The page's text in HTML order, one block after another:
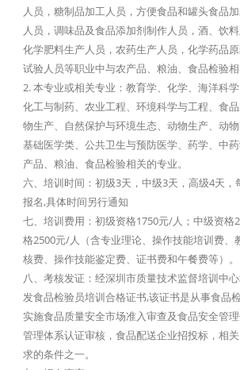
人员，糖制品加工人员，方便食品和罐头食品
人员，调味品及食品添加剂制作人员，酒、饮
化学肥料生产人员，农药生产人员，化学药品
试验人员等职业中与农产品、粮油、食品检验相
2. 本专业或相关专业：教育学、化学、海洋科学
化工与制药、农业工程、环境科学与工程、食
物生产、自然保护与环境生态、动物生产、动物
基础医学类、公共卫生与预防医学、药学、中
产品、粮油、食品检验相关的专业。
六、培训时间：初级3天，中级3天，高级4天，
报名,具体时间另行通知
七、培训费用：初级资格1750元/人；中级资格
格2500元/人（含专业理论、操作技能培训费、
核费、操作技能鉴定费、证书费和午餐费等）。
八、考核发证：经深圳市质量技术监督培训中
发食品检验员培训合格证书,该证书是从事食品
实施食品质量安全市场准入审查及食品安全管
管理体系认证审核，食品配送企业招投标，相
求的条件之一。